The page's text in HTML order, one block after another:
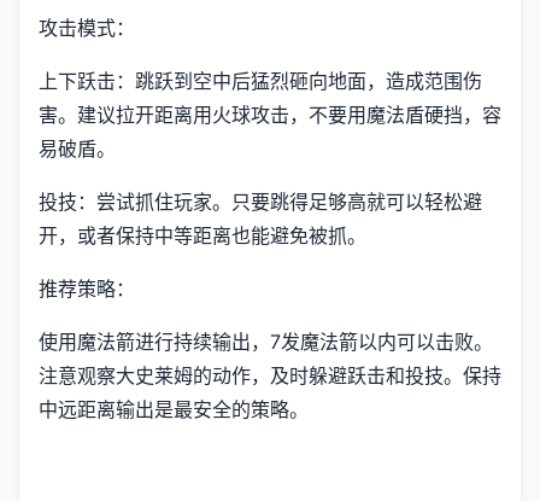
攻击模式：
上下跃击：跳跃到空中后猛烈砸向地面，造成范围伤
害。建议拉开距离用火球攻击，不要用魔法盾硬挡，容
易破盾。
投技：尝试抓住玩家。只要跳得足够高就可以轻松避
开，或者保持中等距离也能避免被抓。
推荐策略：
使用魔法箭进行持续输出，7发魔法箭以内可以击败。
注意观察大史莱姆的动作，及时躲避跃击和投技。保持
中远距离输出是最安全的策略。